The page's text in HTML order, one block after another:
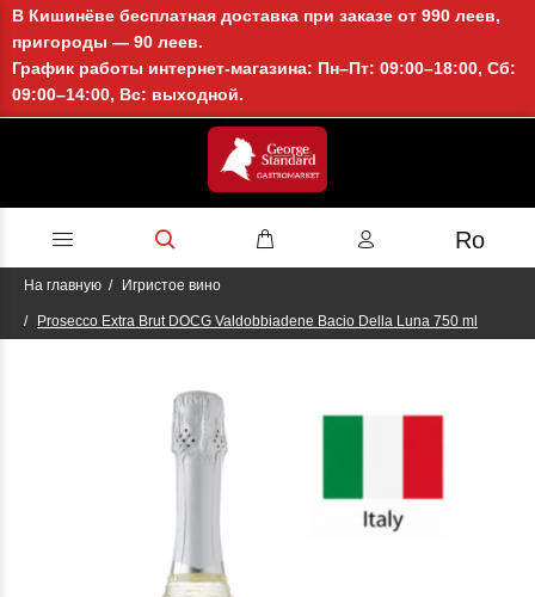
В Кишинёве бесплатная доставка при заказе от 990 леев,
пригороды — 90 леев.
График работы интернет-магазина: Пн–Пт: 09:00–18:00, Сб:
09:00–14:00, Вс: выходной.
Ro
На главную Игристое вино
Proseсco Extra Brut DOCG Valdobbiadene Bacio Della Luna 750 ml